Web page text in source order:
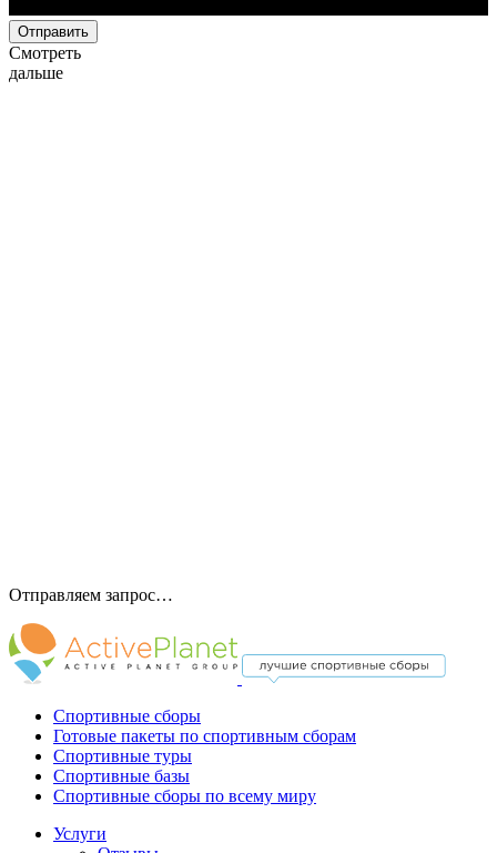
Отправить
Смотреть
дальше
Отправляем запрос…
Спортивные сборы
Готовые пакеты по спортивным сборам
Спортивные туры
Спортивные базы
Спортивные сборы по всему миру
Услуги